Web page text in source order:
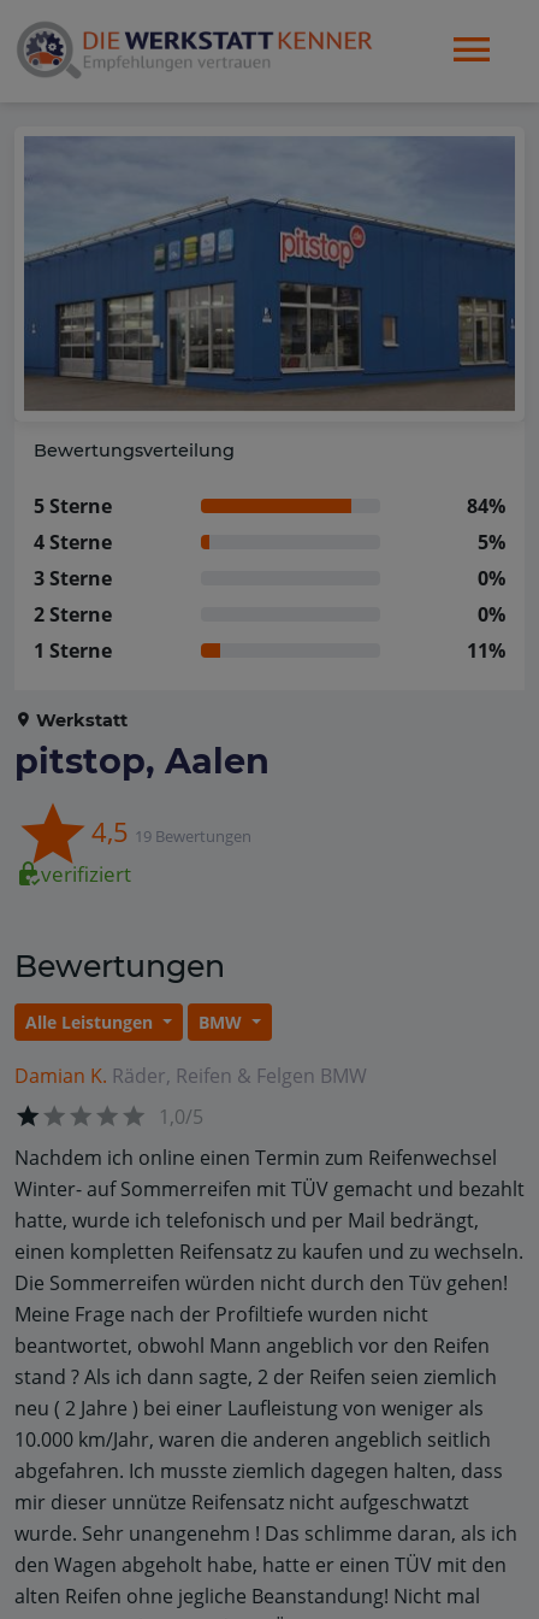
Bewertungsverteilung
5 Sterne
84%
4 Sterne
5%
3 Sterne
0%
2 Sterne
0%
1 Sterne
11%
Werkstatt
pitstop, Aalen
4,5 19 Bewertungen
verifiziert
Bewertungen
Alle Leistungen BMW
Damian K. Räder, Reifen & Felgen BMW
1,0/5
Nachdem ich online einen Termin zum Reifenwechsel
Winter- auf Sommerreifen mit TÜV gemacht und bezahlt
hatte, wurde ich telefonisch und per Mail bedrängt,
einen kompletten Reifensatz zu kaufen und zu wechseln.
Die Sommerreifen würden nicht durch den Tüv gehen!
Meine Frage nach der Profiltiefe wurden nicht
beantwortet, obwohl Mann angeblich vor den Reifen
stand ? Als ich dann sagte, 2 der Reifen seien ziemlich
neu ( 2 Jahre ) bei einer Laufleistung von weniger als
10.000 km/Jahr, waren die anderen angeblich seitlich
abgefahren. Ich musste ziemlich dagegen halten, dass
mir dieser unnütze Reifensatz nicht aufgeschwatzt
wurde. Sehr unangenehm ! Das schlimme daran, als ich
den Wagen abgeholt habe, hatte er einen TÜV mit den
alten Reifen ohne jegliche Beanstandung! Nicht mal